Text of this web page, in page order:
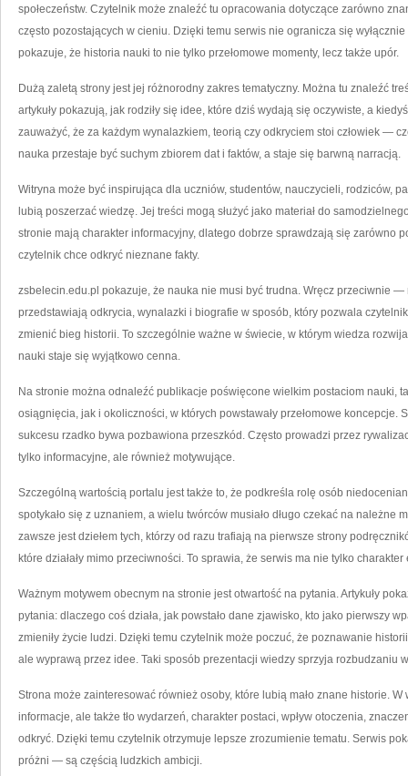
społeczeństw. Czytelnik może znaleźć tu opracowania dotyczące zarówno
często pozostających w cieniu. Dzięki temu serwis nie ogranicza się
pokazuje, że historia nauki to nie tylko przełomowe momenty, lecz także upór.
Dużą zaletą strony jest jej różnorodny zakres tematyczny. Można tu znaleźć
artykuły pokazują, jak rodziły się idee, które dziś wydają się oczywiste, a
zauważyć, że za każdym wynalazkiem, teorią czy odkryciem stoi człowiek —
nauka przestaje być suchym zbiorem dat i faktów, a staje się barwną narracją.
Witryna może być inspirująca dla uczniów, studentów, nauczycieli, rodziców,
lubią poszerzać wiedzę. Jej treści mogą służyć jako materiał do
stronie mają charakter informacyjny, dlatego dobrze sprawdzają się zarówno
czytelnik chce odkryć nieznane fakty.
zsbelecin.edu.pl pokazuje, że nauka nie musi być trudna. Wręcz przeciwnie —
przedstawiają odkrycia, wynalazki i biografie w sposób, który pozwala
zmienić bieg historii. To szczególnie ważne w świecie, w którym wiedza
nauki staje się wyjątkowo cenna.
Na stronie można odnaleźć publikacje poświęcone wielkim postaciom nauki,
osiągnięcia, jak i okoliczności, w których powstawały przełomowe koncepcje.
sukcesu rzadko bywa pozbawiona przeszkód. Często prowadzi przez
tylko informacyjne, ale również motywujące.
Szczególną wartością portalu jest także to, że podkreśla rolę osób
spotykało się z uznaniem, a wielu twórców musiało długo czekać na należne
zawsze jest dziełem tych, którzy od razu trafiają na pierwsze strony
które działały mimo przeciwności. To sprawia, że serwis ma nie tylko
Ważnym motywem obecnym na stronie jest otwartość na pytania. Artykuły
pytania: dlaczego coś działa, jak powstało dane zjawisko, kto jako pierwszy
zmieniły życie ludzi. Dzięki temu czytelnik może poczuć, że poznawanie
ale wyprawą przez idee. Taki sposób prezentacji wiedzy sprzyja rozbudzaniu
Strona może zainteresować również osoby, które lubią mało znane historie.
informacje, ale także tło wydarzeń, charakter postaci, wpływ otoczenia,
odkryć. Dzięki temu czytelnik otrzymuje lepsze zrozumienie tematu. Serwis
próżni — są częścią ludzkich ambicji.